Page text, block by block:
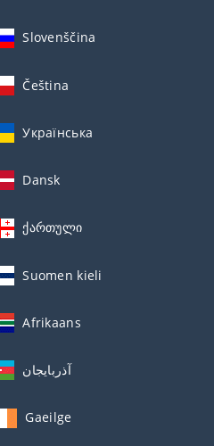
Slovenščina
Čeština
Українська
Dansk
ქართული
Suomen kieli
Afrikaans
آذربايجان
Gaeilge